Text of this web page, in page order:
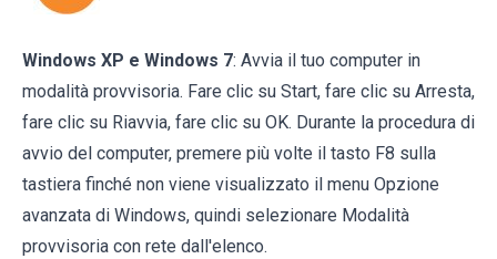
Windows XP e Windows 7: Avvia il tuo computer in
modalità provvisoria. Fare clic su Start, fare clic su Arresta,
fare clic su Riavvia, fare clic su OK. Durante la procedura di
avvio del computer, premere più volte il tasto F8 sulla
tastiera finché non viene visualizzato il menu Opzione
avanzata di Windows, quindi selezionare Modalità
provvisoria con rete dall'elenco.